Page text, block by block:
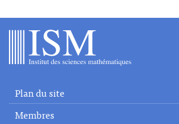
Plan du site
Membres